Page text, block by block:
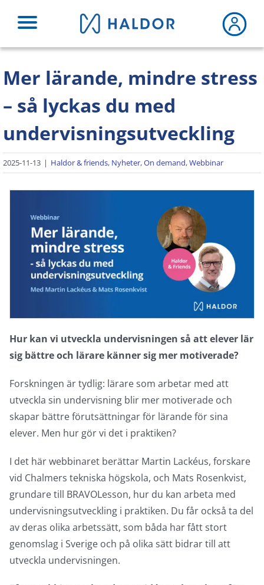
Mer lärande, mindre stress
– så lyckas du med
undervisningsutveckling
2025-11-13 | Haldor & friends, Nyheter,On demand,Webbinar
Hur kan vi utveckla undervisningen så att elever lär
sig bättre och lärare känner sig mer motiverade?
Forskningen är tydlig: lärare som arbetar med att
utveckla sin undervisning blir mer motiverade och
skapar bättre förutsättningar för lärande för sina
elever. Men hur gör vi det i praktiken?
I det här webbinaret berättar Martin Lackéus, forskare
vid Chalmers tekniska högskola, och Mats Rosenkvist,
grundare till BRAVOLesson, hur du kan arbeta med
undervisningsutveckling i praktiken. Du får också ta del
av deras olika arbetssätt, som båda har fått stort
genomslag i Sverige och på olika sätt bidrar till att
utveckla undervisningen.